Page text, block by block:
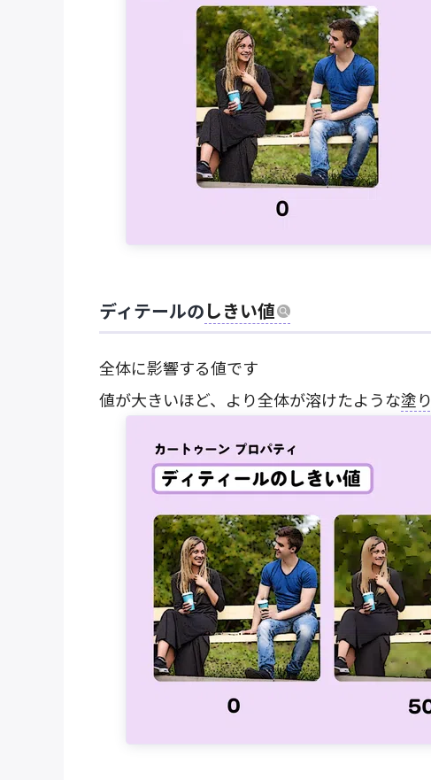
ディテールのしきい値
全体に影響する値です
値が大きいほど、より全体が溶けたような塗り